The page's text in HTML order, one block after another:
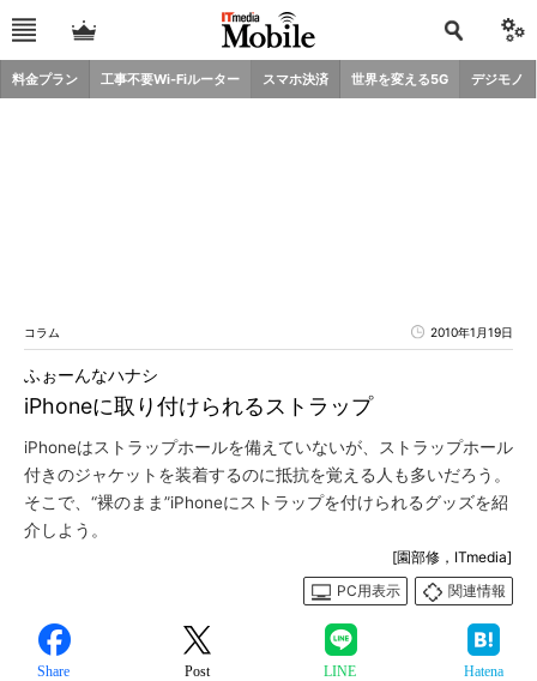
料金プラン 工事不要Wi-Fiルーター スマホ決済 世界を変える5G デジモノ
コラム 2010年1月19日
iPhoneに取り付けられるストラップ
ふぉーんなハナシ
iPhoneはストラップホールを備えていないが、ストラップホール
付きのジャケットを装着するのに抵抗を覚える人も多いだろう。
そこで、“裸のまま”iPhoneにストラップを付けられるグッズを紹
介しよう。
[園部修，ITmedia]
PC用表示
関連情報
Share Post LINE Hatena